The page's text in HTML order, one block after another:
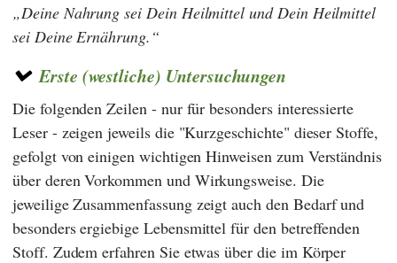
Deine Nahrung sei Dein Heilmittel und Dein Heilmittel
sei Deine Ernährung.
Erste (westliche) Untersuchungen
Die folgenden Zeilen - nur für besonders interessierte
Leser - zeigen jeweils die "Kurzgeschichte" dieser Stoffe,
gefolgt von einigen wichtigen Hinweisen zum Verständnis
über deren Vorkommen und Wirkungsweise. Die
jeweilige Zusammenfassung zeigt auch den Bedarf und
besonders ergiebige Lebensmittel für den betreffenden
Stoff. Zudem erfahren Sie etwas über die im Körper